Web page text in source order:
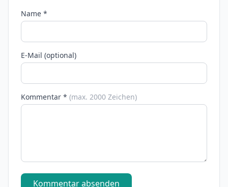
Name *
E-Mail (optional)
Kommentar * (max. 2000 Zeichen)
Kommentar absenden